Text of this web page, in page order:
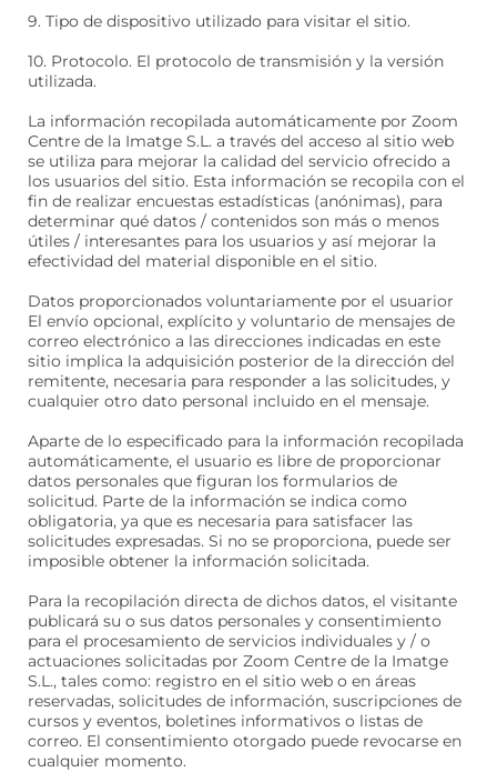
9. Tipo de dispositivo utilizado para visitar el sitio.
10. Protocolo. El protocolo de transmisión y la versión
utilizada.
La información recopilada automáticamente por Zoom
Centre de la Imatge S.L. a través del acceso al sitio web
se utiliza para mejorar la calidad del servicio ofrecido a
los usuarios del sitio. Esta información se recopila con el
fin de realizar encuestas estadísticas (anónimas), para
determinar qué datos / contenidos son más o menos
útiles / interesantes para los usuarios y así mejorar la
efectividad del material disponible en el sitio.
Datos proporcionados voluntariamente por el usuarior
El envío opcional, explícito y voluntario de mensajes de
correo electrónico a las direcciones indicadas en este
sitio implica la adquisición posterior de la dirección del
remitente, necesaria para responder a las solicitudes, y
cualquier otro dato personal incluido en el mensaje.
Aparte de lo especificado para la información recopilada
automáticamente, el usuario es libre de proporcionar
datos personales que figuran los formularios de
solicitud. Parte de la información se indica como
obligatoria, ya que es necesaria para satisfacer las
solicitudes expresadas. Si no se proporciona, puede ser
imposible obtener la información solicitada.
Para la recopilación directa de dichos datos, el visitante
publicará su o sus datos personales y consentimiento
para el procesamiento de servicios individuales y / o
actuaciones solicitadas por Zoom Centre de la Imatge
S.L., tales como: registro en el sitio web o en áreas
reservadas, solicitudes de información, suscripciones de
cursos y eventos, boletines informativos o listas de
correo. El consentimiento otorgado puede revocarse en
cualquier momento.